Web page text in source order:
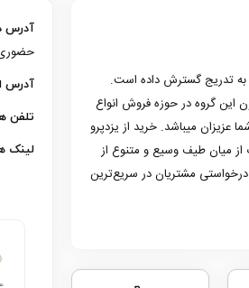
حرفه‌ای خود در حوزه موبایل را از سال 1386 شروع و به تدریج گسترش داده است.
کرد. هم اکنون این گروه در حوزه فروش انواع
عزیزان میباشد. خرید از یزدپرو
از میان طیف وسیع و متنوع از
مشتریان در سریع‌ترین
آدرس
آدرس
تلفن
لینک